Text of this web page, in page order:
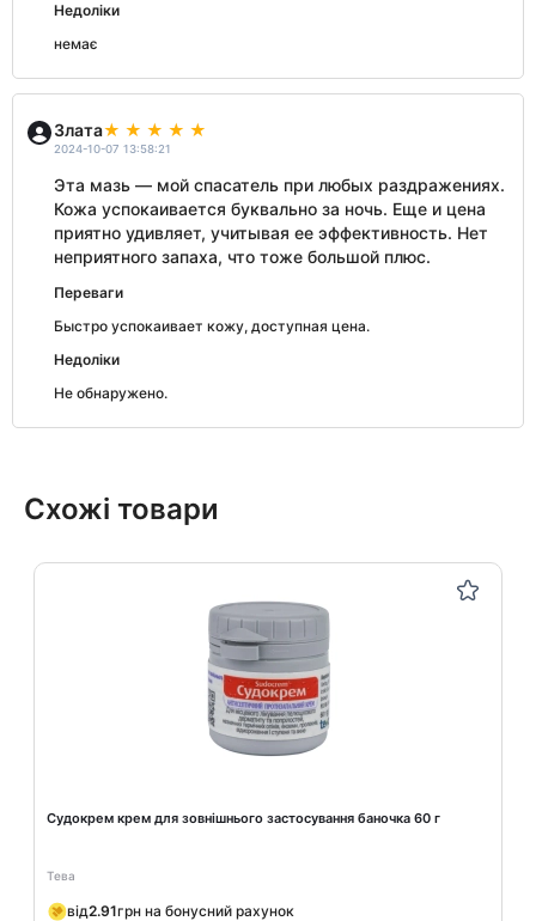
Недоліки
немає
Злата
2024-10-07 13:58:21
Эта мазь — мой спасатель при любых раздражениях.
Кожа успокаивается буквально за ночь. Еще и цена
приятно удивляет, учитывая ее эффективность. Нет
неприятного запаха, что тоже большой плюс.
Переваги
Быстро успокаивает кожу, доступная цена.
Недоліки
Не обнаружено.
Схожі товари
Судокрем крем для зовнішнього застосування баночка 60 г
Тева
від2.91грн на бонусний рахунок